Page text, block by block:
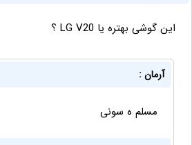
این گوشی بهتره یا LG V20 ؟
آرمان :
مسلم ه سونی